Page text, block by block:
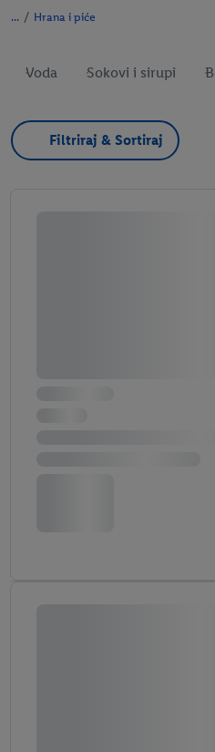
/ Hrana i piće
Voda Sokovi i sirupi
Filtriraj & Sortiraj